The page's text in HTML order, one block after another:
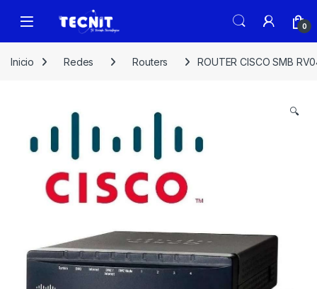
0
Inicio Redes Routers ROUTER CISCO SMB
🔍